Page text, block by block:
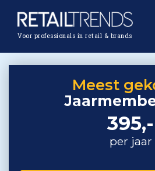
Voor professionals in retail & brands
Meest
395,-
per jaar